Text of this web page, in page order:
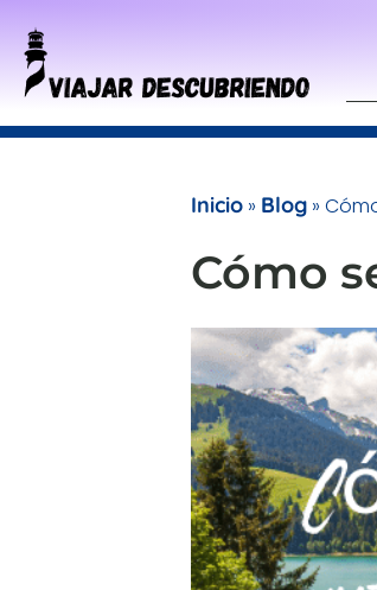
contenido
Inicio » Blog »
Cómo